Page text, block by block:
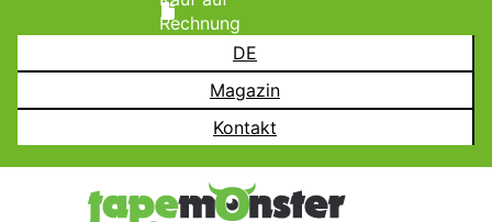
Rechnung
DE
Magazin
Kontakt